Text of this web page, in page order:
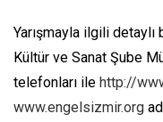
Yarışmayla ilgili
Kültür ve Sanat Şube
telefonları ile http://
www.engelsizmir.org